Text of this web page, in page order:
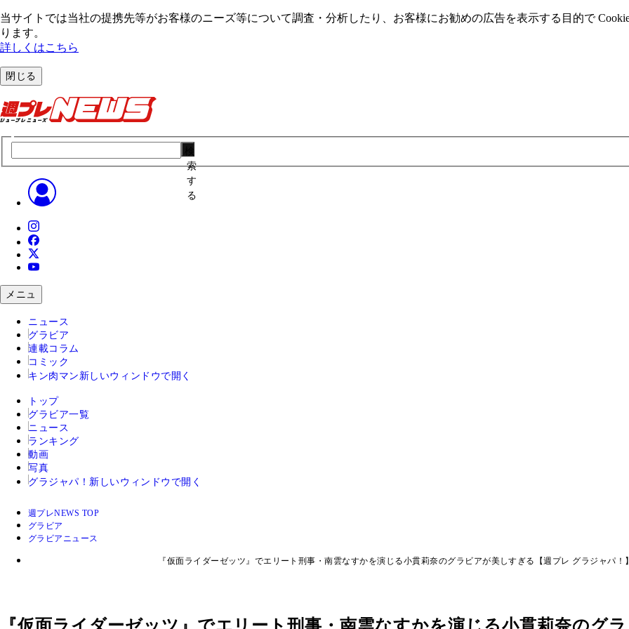
当サイトでは当社の提携先等がお客様のニーズ等について調査・分析したり、お客様にお勧めの広告を表⽰する⽬的で
ります。
詳しくはこちら
閉じる
索
す
る
メニュ
ニュース
グラビア
連載コラム
コミック
キン肉マン 新しいウィンドウで開く
トップ
グラビア一覧
ニュース
ランキング
動画
写真
グラジャパ！ 新しいウィンドウで開く
週プレNEWS TOP
グラビア
グラビアニュース
『仮面ライダーゼッツ』でエリート刑事・南雲なすかを演じる小貫莉奈のグラビアが美しすぎる【週プレ グラジャパ！】
『仮面ライダーゼッツ』でエリート刑事・南雲なすかを演じる小貫莉奈のグ